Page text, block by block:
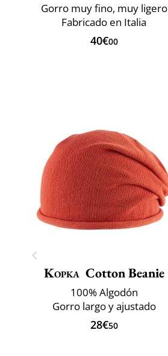
Gorro muy fino, muy ligero
Fabricado en Italia
40€00
Kopka Cotton Beanie
100% Algodón
Gorro largo y ajustado
28€50